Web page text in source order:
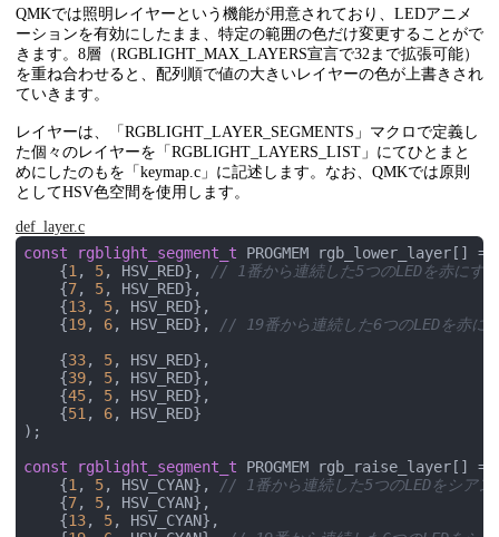
0,
1,  2,  3,  4,  5,            37, 36, 35, 34,
6,  7,  8,  9, 10, 11,            43, 42, 41, 40,
12, 13, 14, 15, 16, 17,            49, 48, 47, 46,
18, 19, 20, 21, 22, 23, 24,    56, 55, 54, 53, 52,
25, 26, 27, 28, 29, 30, 31,    63, 62, 61, 60, 59,
QMKでは照明レイヤーという機能が用意されており、LEDアニメ
ーションを有効にしたまま、特定の範囲の色だけ変更することがで
きます。8層（RGBLIGHT_MAX_LAYERS宣言で32まで拡張可能）
を重ね合わせると、配列順で値の大きいレイヤーの色が上書きされ
ていきます。
レイヤーは、「RGBLIGHT_LAYER_SEGMENTS」マクロで定義し
た個々のレイヤーを「RGBLIGHT_LAYERS_LIST」にてひとまと
めにしたのもを「keymap.c」に記述します。なお、QMKでは原則
としてHSV色空間を使用します。
def_layer.c
const rgblight_segment_t PROGMEM rgb_lower_layer[] =
    {
1 , 5, HSV_RED},
// 1番から連続した5つのLEDを赤にする
    {
7, 5, HSV_RED},
    {
13, 5, HSV_RED},
    {
19, 6, HSV_RED},
// 19番から連続した6つのLEDを赤に
    {
33, 5, HSV_RED},
    {
39, 5, HSV_RED},
    {
45, 5, HSV_RED},
    {
51 , 6, HSV_RED}
);
const
rgblight_segment_t PROGMEM rgb_raise_layer[] =
    {
1 , 5, HSV_CYAN},
// 1番から連続した5つのLEDをシアン
    {
7, 5, HSV_CYAN},
    {
13, 5, HSV_CYAN},